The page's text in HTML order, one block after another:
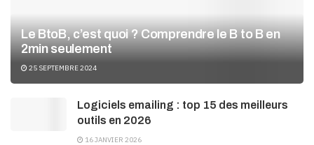
Le BtoB, c’est quoi ? Comprendre le B to B en
2min seulement
25 SEPTEMBRE 2024
Logiciels emailing : top 15 des meilleurs
outils en 2026
16 JANVIER 2026